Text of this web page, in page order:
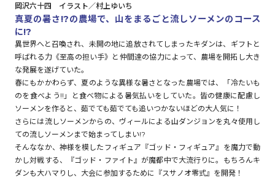
コミッククリエ
コミックパルフェ
岡沢六十四 イラスト／村上ゆいち
真夏の暑さ!?の農場で、山をまるごと流しソーメンのコース
に!?
異世界へと召喚され、未開の地に追放されてしまったキダンは、ギフトと
呼ばれる力《至高の担い手》と仲間達の協力によって、農場を開拓し大き
な発展を遂げていた。
春にもかかわらず、夏のような異様な暑さとなった農場では、「冷たいも
のを食べよう!!」と食べ物による暑気払いをしていた。皆の健康に配慮し
ソーメンを作ると、茹でても茹でても追いつかないほどの大人気に！
さらには流しソーメンからの、ヴィールによる山ダンジョンを丸々使用し
ての流しソーメンまで始まってしまい!?
そんななか、神様を模したフィギュア『ゴッド・フィギュア』を魔力で動
かし対戦する、『ゴッド・ファイト』が魔都中で大流行りに。もちろんキ
ダンも大ハマりし、大会に参加するために『スサノオ零式』を開発！